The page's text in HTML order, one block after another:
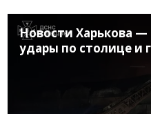
Новости Харькова —
удары по столице и